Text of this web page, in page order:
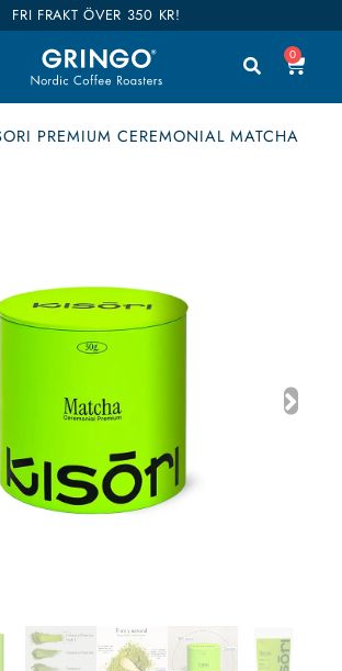
FRI FRAKT ÖVER 350 KR!
0
PREMIUM CEREMONIAL MATCHA